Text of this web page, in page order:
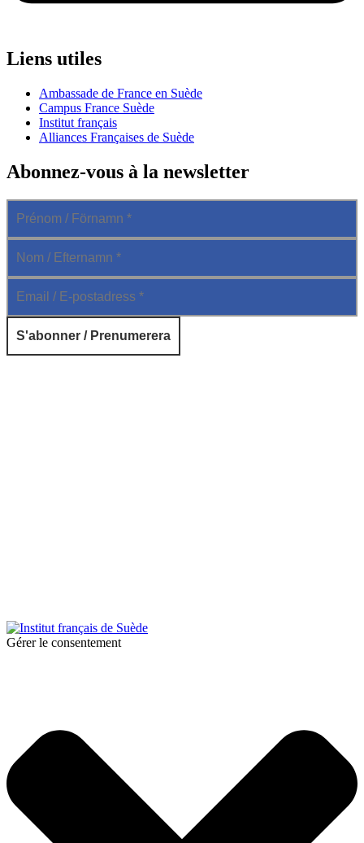
Liens utiles
Ambassade de France en Suède
Campus France Suède
Institut français
Alliances Françaises de Suède
Abonnez-vous à la newsletter
Gérer le consentement